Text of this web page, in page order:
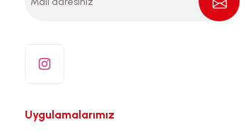
Uygulamalarımız